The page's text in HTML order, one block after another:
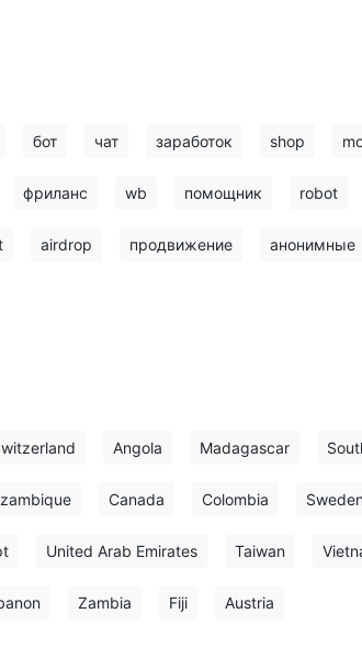
бот чат заработок shop
фриланс wb помощник robot
airdrop продвижение анонимные
Angola Madagascar
Canada Colombia
United Arab Emirates Taiwan
Zambia Fiji Austria